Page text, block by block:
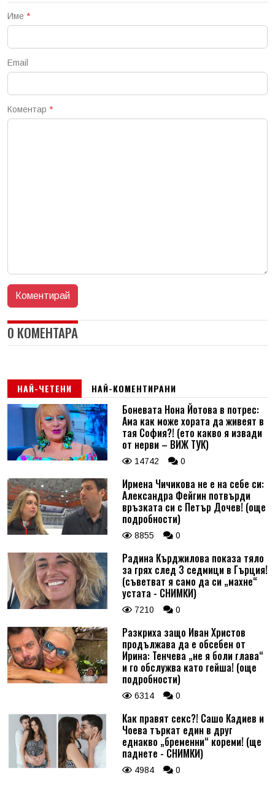
Име *
Email
Коментар *
0 КОМЕНТАРА
НАЙ-ЧЕТЕНИ НАЙ-КОМЕНТИРАНИ
Боневата Нона Йотова в потрес:
Ама как може хората да живеят в
тая София?! (ето какво я извади
от нерви – ВИЖ ТУК)
14742 0
Ирмена Чичикова не е на себе си:
Александра Фейгин потвърди
връзката си с Петър Дочев! (още
подробности)
8855 0
Радина Кърджилова показа тяло
за грях след 3 седмици в Гърция!
(съветват я само да си „махне“
устата - СНИМКИ)
7210 0
Разкриха защо Иван Христов
продължава да е обсебен от
Ирина: Тенчева „не я боли глава“
и го обслужва като гейша! (още
подробности)
6314 0
Как правят секс?! Сашо Кадиев и
Чоева търкат един в друг
еднакво „бременни“ кореми! (ще
паднете - СНИМКИ)
4984 0